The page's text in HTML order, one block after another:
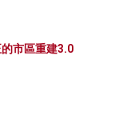
市區重建3.0